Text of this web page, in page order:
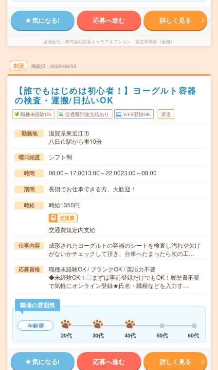
気になる! 応募へ進む 詳しく見る
派遣会社 株式会社綜合キャリアオプション 製造事業部（全国）
未読 掲載日 2026/08/05
【誰でもはじめは初心者！】ヨーグルト容器
の検査・運搬/日払いOK
職種未経験OK 交通費別途支給あり WEB登録OK 派遣
勤務地
滋賀県東近江市
八日市駅から車10分
曜日頻度 シフト制
時間 08:00～17:0013:00～22:0023:00～08:00
期間 長期でお仕事できる方、大歓迎！
時給 時給1350円
交通費
交通費規定内支給
仕事内容
成形されたヨーグルトの容器のシートを検査し汚れや欠け
がないかチェックして頂き、台車へたまったら次の工…
応募資格
職種未経験OK / ブランクOK / 英語力不要
◆未経験OK！〇まずは事前登録だけでもOK！履歴書不要
で気軽にオンライン登録★氏名・職種などを入力す…
職場の雰囲気
年齢層
20代
30代 40代 50代 60代
気になる! 応募へ進む 詳しく見る